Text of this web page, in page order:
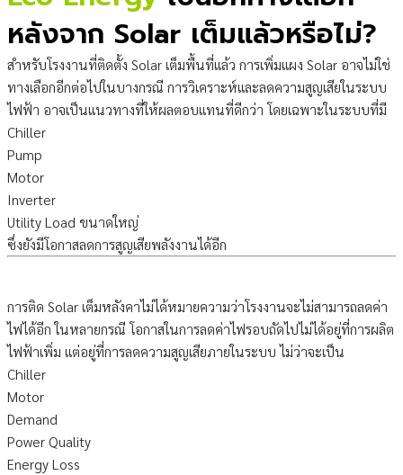
หลังจาก Solar เต็มแล้วหรือไม่?
สำหรับโรงงานที่ติดตั้ง Solar เต็มพื้นที่แล้ว การเพิ่มแผง Solar อาจไม่ใช่
ทางเลือกอีกต่อไปในบางกรณี การวิเคราะห์และลดความสูญเสียในระบบ
ไฟฟ้า อาจเป็นแนวทางที่ให้ผลตอบแทนที่ดีกว่า โดยเฉพาะในระบบที่มี
Chiller
Pump
Motor
Inverter
Utility Load ขนาดใหญ่
ซึ่งยังมีโอกาสลดการสูญเสียพลังงานได้อีก
การติด Solar เต็มหลังคาไม่ได้หมายความว่าโรงงานจะไม่สามารถลดค่า
ไฟได้อีก ในหลายกรณี โอกาสในการลดค่าไฟรอบถัดไปไม่ได้อยู่ที่การผลิต
ไฟฟ้าเพิ่ม แต่อยู่ที่การลดความสูญเสียภายในระบบ ไม่ว่าจะเป็น
Chiller
Motor
Demand
Power Quality
Energy Loss